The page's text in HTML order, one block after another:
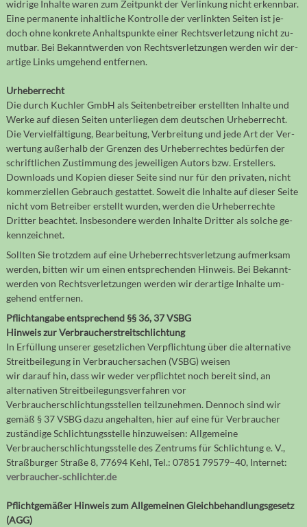
widrige Inhalte waren zum Zeit­punkt der Ver­linkung nicht erkenn­bar.
Eine per­ma­nente inhalt­liche Kon­trolle der ver­link­ten Seiten ist je­
doch ohne kon­krete Anhalts­punkte einer Rechts­ver­let­zung nicht zu­
mut­bar. Bei Be­kannt­werden von Rechts­ver­let­zun­gen wer­den wir der­
artige Links um­gehend entfernen.
Urheberrecht
Die durch Kuchler GmbH als Seiten­betreiber erstellten Inhalte und
Werke auf diesen Seiten unter­liegen dem deutschen Urheber­recht.
Die Ver­viel­fäl­ti­gung, Bear­bei­tung, Ver­breitung und jede Art der Ver­
wertung außer­halb der Grenzen des Urheber­rechtes be­dür­fen der
schrift­lichen Zu­stimmung des je­wei­ligen Autors bzw. Erstellers.
Down­loads und Kopien dieser Seite sind nur für den pri­vaten, nicht
kom­mer­ziellen Gebrauch ge­stat­tet. Soweit die In­halte auf dieser Seite
nicht vom Be­trei­ber er­stellt wurden, werden die Urheber­rechte
Dritter be­ach­tet. Ins­be­son­dere werden Inhalte Dritter als solche ge­
kenn­zeichnet.
Sollten Sie trotzdem auf eine Urheber­rechts­ver­let­zung auf­merk­sam
werden, bitten wir um einen ent­spre­chen­den Hin­weis. Bei Bekannt­
werden von Rechts­ver­let­zun­gen werden wir der­ar­tige Inhalte um­
gehend entfernen.
Pflichtangabe entsprechend §§ 36, 37 VSBG
Hinweis zur Verbraucherstreitschlichtung
In Erfüllung unserer gesetzlichen Verpflichtung über die alternative
Streitbeilegung in Verbrauchersachen (VSBG) weisen
wir darauf hin, dass wir weder verpflichtet noch bereit sind, an
alternativen Streitbeilegungsverfahren vor
Verbraucherschlichtungsstellen teilzunehmen. Dennoch sind wir
gemäß § 37 VSBG dazu angehalten, hier auf eine für Verbraucher
zuständige Schlichtungsstelle hinzuweisen: Allgemeine
Verbraucherschlichtungsstelle des Zentrums für Schlichtung e. V.,
Straßburger Straße 8, 77694 Kehl, Tel.: 07851 79579–40, Internet:
verbraucher‐schlichter.de
Pflichtgemäßer Hinweis zum Allgemeinen Gleichbehandlungsgesetz
(AGG)